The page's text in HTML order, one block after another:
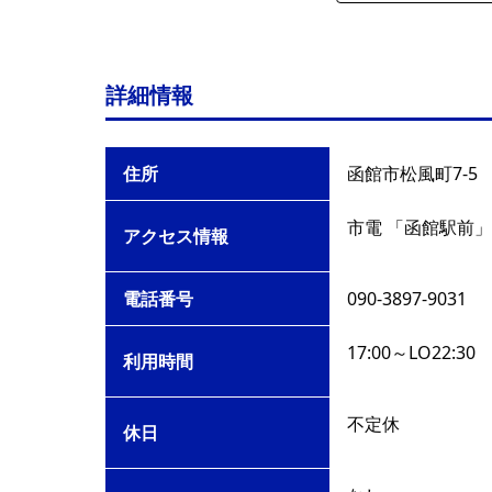
詳細情報
住所 函館市松風町7-5
アクセス情報 市電 「函館駅前
電話番号 090-3897-9031
利用時間 17:00～LO22:30
休日 不定休